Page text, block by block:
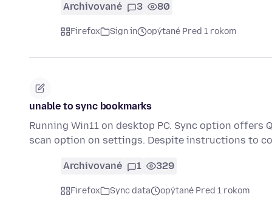
Archivované 3 80
Firefox Sign in opýtané Pred 1 rokom
unable to sync bookmarks
Running Win11 on desktop PC. Sync option offers
scan option on settings. Despite instructions to
Archivované 1 329
Firefox Sync data opýtané Pred 1 rokom